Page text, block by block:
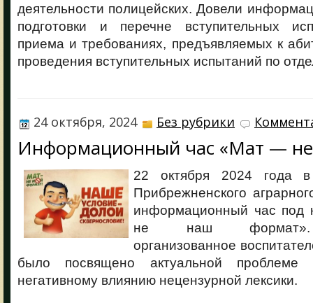
деятельности полицейских. Довели
подготовки и перечне вступительных
приема и требованиях, предъявляемых к
проведения вступительных испытаний по
24 октября, 2024 Без рубрики
Информационный час «Мат —
22 октября 2024
Прибрежненского
информационный час
не наш формат».
организованное
было посвящено актуальной
негативному влиянию нецензурной лексики.